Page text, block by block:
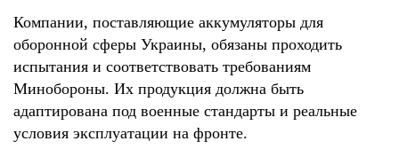
Компании, поставляющие аккумуляторы для
оборонной сферы Украины, обязаны проходить
испытания и соответствовать требованиям
Минобороны. Их продукция должна быть
адаптирована под военные стандарты и реальные
условия эксплуатации на фронте.